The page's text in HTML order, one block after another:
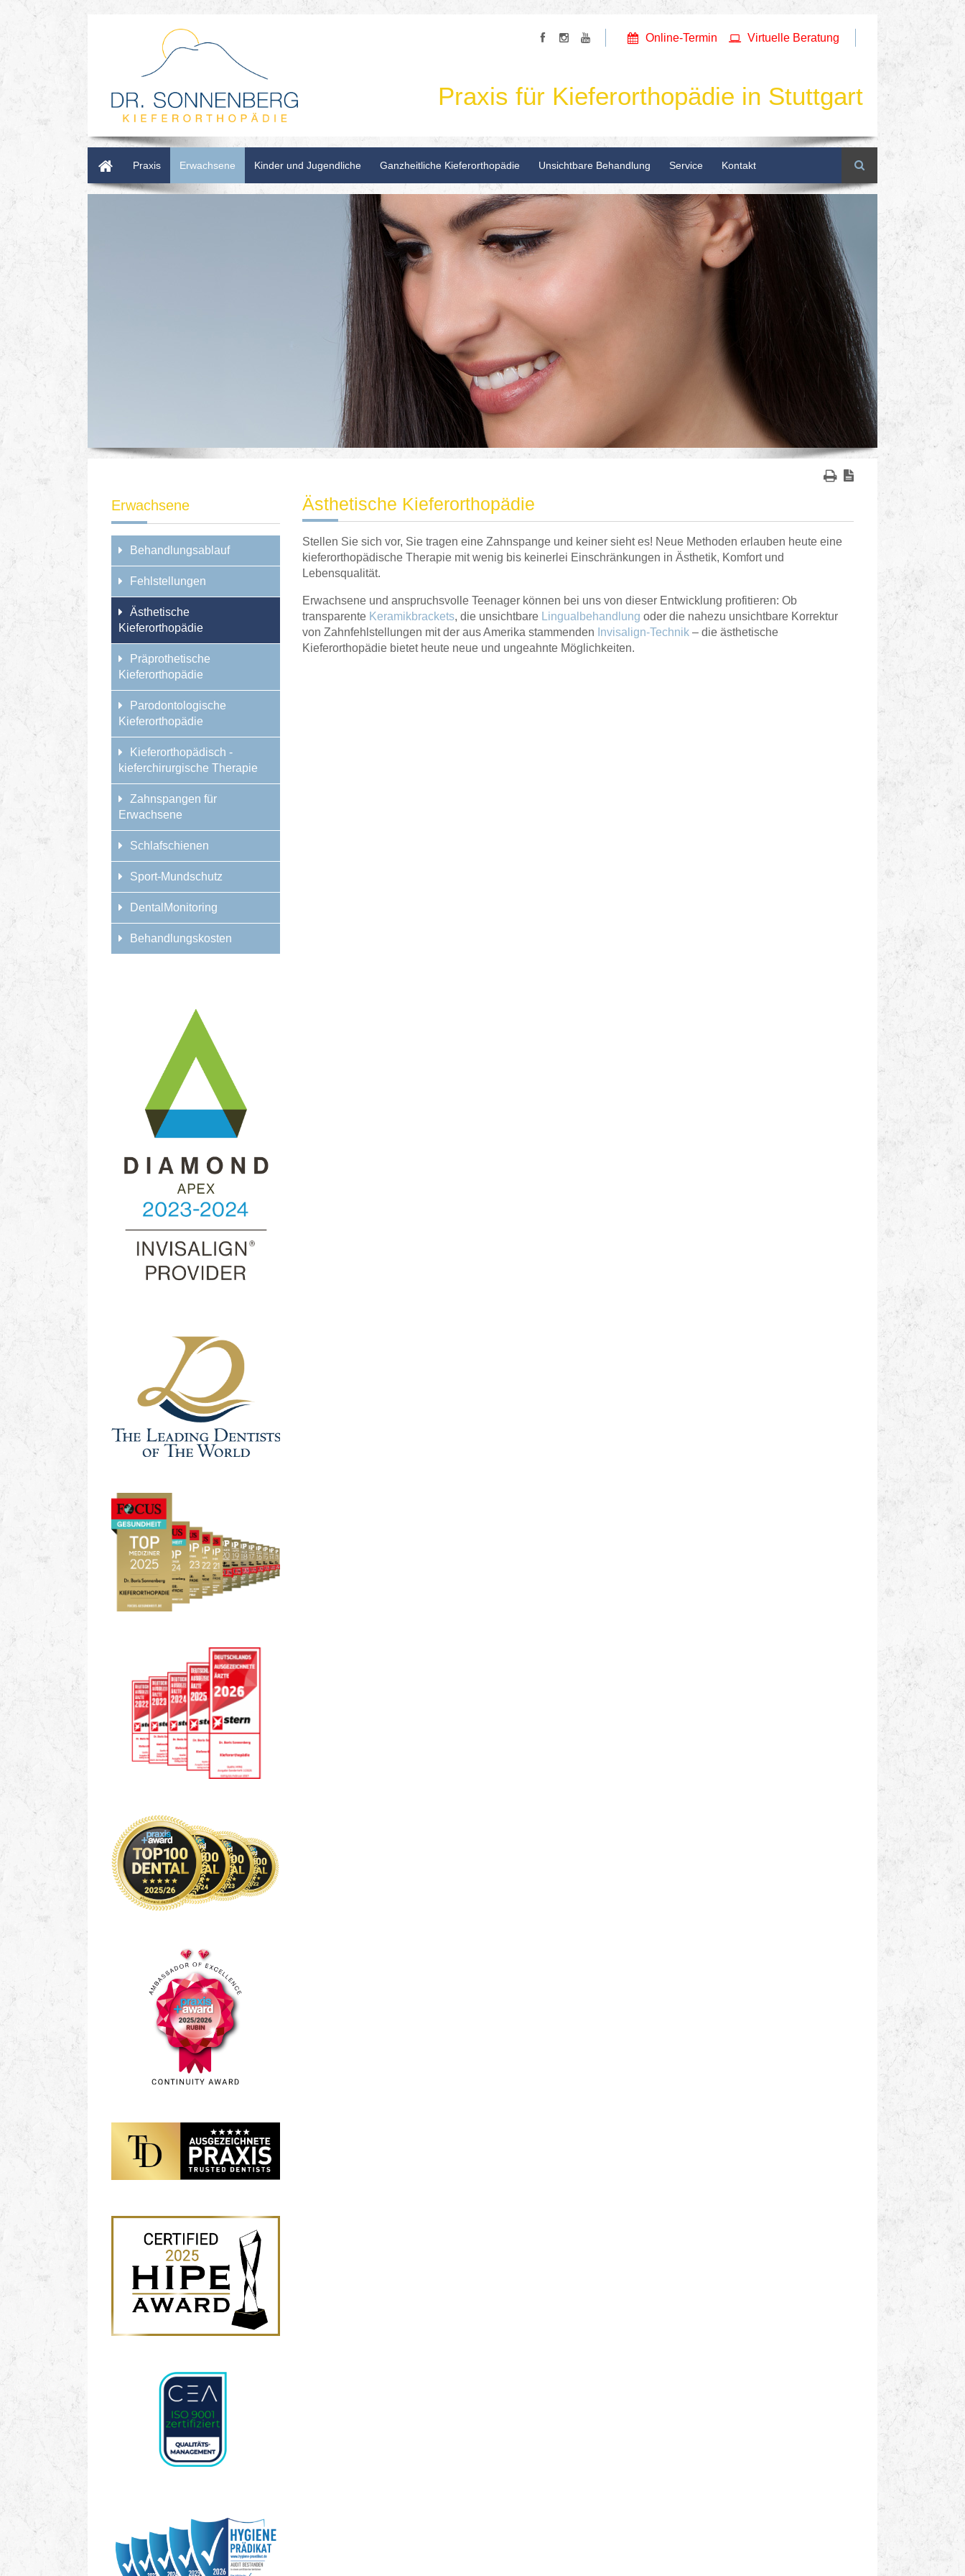
Online-Termin Virtuelle Beratung
Praxis für Kieferorthopädie in Stuttgart
Praxis
Erwachsene Kinder und Jugendliche Ganzheitliche Kieferorthopädie Unsichtbare Behandlung Service Kontakt Suche
Ästhetische Kieferorthopädie
Stellen Sie sich vor, Sie tragen eine Zahnspange und keiner sieht es! Neue Methoden erlauben heute eine
kieferorthopädische Therapie mit wenig bis keinerlei Einschränkungen in Ästhetik, Komfort und
Lebensqualität.
Erwachsene und anspruchsvolle Teenager können bei uns von dieser Entwicklung profitieren: Ob
transparente Keramikbrackets, die unsichtbare Lingualbehandlung oder die nahezu unsichtbare Korrektur
von Zahnfehlstellungen mit der aus Amerika stammenden Invisalign-Technik – die ästhetische
Kieferorthopädie bietet heute neue und ungeahnte Möglichkeiten.
Erwachsene
Behandlungsablauf
Fehlstellungen
Ästhetische
Kieferorthopädie
Präprothetische
Kieferorthopädie
Parodontologische
Kieferorthopädie
Kieferorthopädisch -
kieferchirurgische Therapie
Zahnspangen für
Erwachsene
Schlafschienen
Sport-Mundschutz
DentalMonitoring
Behandlungskosten